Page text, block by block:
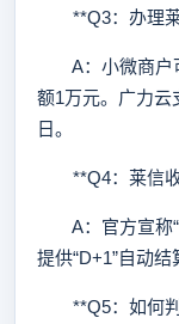
**Q3：办理莱
A：小微商户
额1万元。广力云
日。
**Q4：莱信收
A：官方宣称
提供“D+1”自动
**Q5：如何判